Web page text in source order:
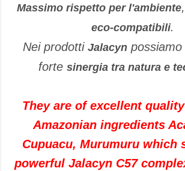
Massimo rispetto per l'ambiente
eco-compatibili.
Nei prodotti Jalacynpossiamo
forte sinergia tra natura e
They are of excellent
Amazonian ingredients
Cupuacu, Murumuru which
powerful Jalacyn C57